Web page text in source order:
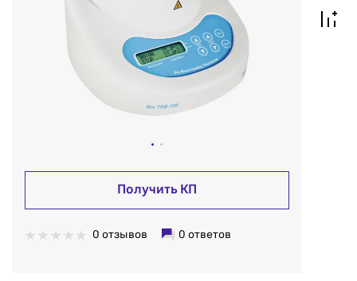
Получить КП
0 отзывов 0 ответов